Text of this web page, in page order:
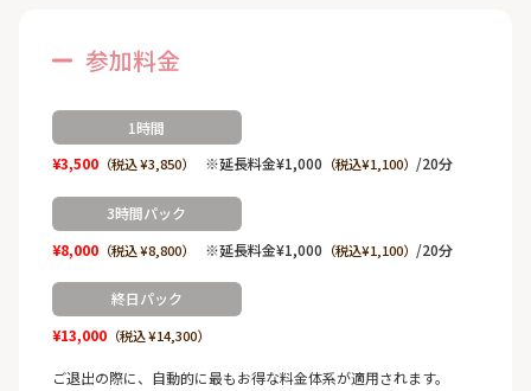
参加料金
1時間
¥3,500（税込 ¥3,850） ※延長料金¥1,000 （税込¥1,100） /20分
3時間パック
¥8,000（税込 ¥8,800） ※延長料金¥1,000 （税込¥1,100） /20分
終日パック
¥13,000（税込 ¥14,300）
ご退出の際に、自動的に最もお得な料金体系が適用されます。